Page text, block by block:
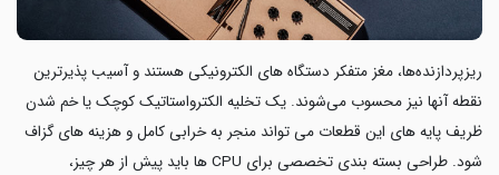
ریزپردازنده‌ها، مغز متفکر دستگاه های الکترونیکی هستند و آسیب پذیرترین
نقطه آنها نیز محسوب می‌شوند. یک تخلیه الکترواستاتیک کوچک یا خم شدن
ظریف پایه های این قطعات می تواند منجر به خرابی کامل و هزینه های گزاف
شود. طراحی بسته بندی تخصصی برای CPU ها باید پیش از هر چیز،